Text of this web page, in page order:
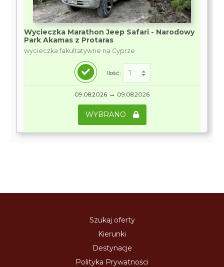
Wycieczka Marathon Jeep Safari - Narodowy
Park Akamas z Protaras
wycieczka fakultatywne na Cyprze
Ilość:
09.08.2026 → 09.08.2026
WYBRANO
Szukaj oferty
Kierunki
Destynacje
Polityka Prywatności